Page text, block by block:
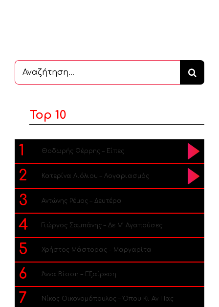
Αναζήτηση
...
Top 10
1 Θοδωρής Φέρρης – Είπες
2 Κατερίνα Λιόλιου – Λογαριασμός
3 Αντώνης Ρέμος – Δευτέρα
4 Γιώργος Σαμπάνης – Δε Μ’ Αγαπούσες
5 Χρήστος Μάστορας – Μαργαρίτα
6 Άννα Βίσση – Εξαίρεση
7 Νίκος Οικονομόπουλος – Όπου Κι Αν Πας